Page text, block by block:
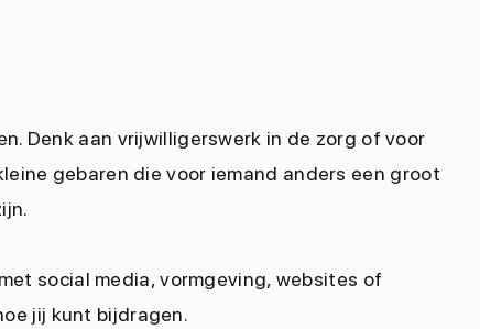
Denk aan vrijwilligerswerk in de zorg of voor
gebaren die voor iemand anders een groot
social media, vormgeving, websites of
jij kunt bijdragen.